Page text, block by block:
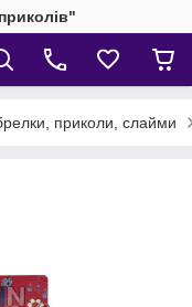
приколи, слайми